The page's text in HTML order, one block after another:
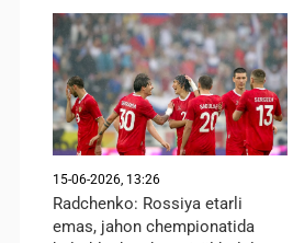
15-06-2026, 13:26
Radchenko: Rossiya etarli
emas, jahon chempionatida